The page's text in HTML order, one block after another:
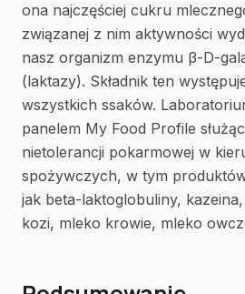
ona najczęściej cukru
związanej z nim aktywności
nasz organizm enzymu β-D-
(laktazy). Składnik ten
wszystkich ssaków.
panelem My Food Profile
nietolerancji pokarmowej w
spożywczych, w tym
jak beta-laktoglobuliny,
kozi, mleko krowie, mleko